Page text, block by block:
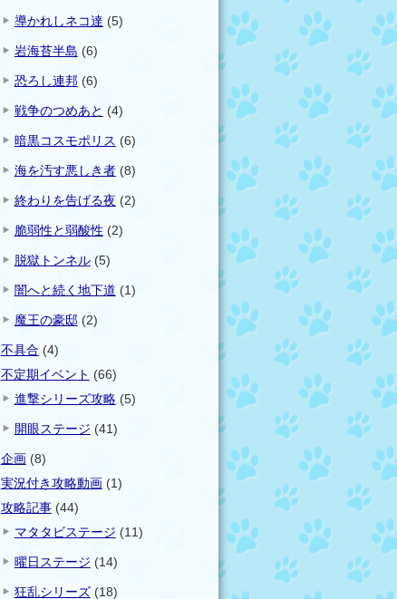
導かれしネコ達 (5)
岩海苔半島 (6)
恐ろし連邦(6)
戦争のつめあと (4)
暗黒コスモポリス (6)
海を汚す悪しき者(8)
終わりを告げる夜 (2)
脆弱性と弱酸性 (2)
脱獄トンネル(5)
闇へと続く地下道 (1)
魔王の豪邸 (2)
不具合 (4)
不定期イベント (66)
進撃シリーズ攻略(5)
開眼ステージ (41)
企画(8)
実況付き攻略動画(1)
攻略記事(44)
マタタビステージ (11)
曜日ステージ (14)
狂乱シリーズ(18)